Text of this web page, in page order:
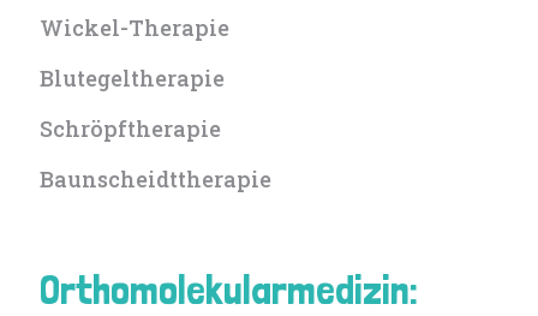
Wickel-Therapie
Blutegeltherapie
Schröpftherapie
Baunscheidt­therapie
Orthomolekular­medizin: